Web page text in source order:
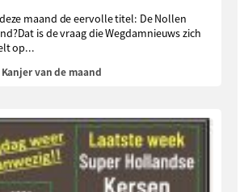
maand de eervolle titel: De Nollen
is de vraag die Wegdamnieuws zich
op...
van de maand